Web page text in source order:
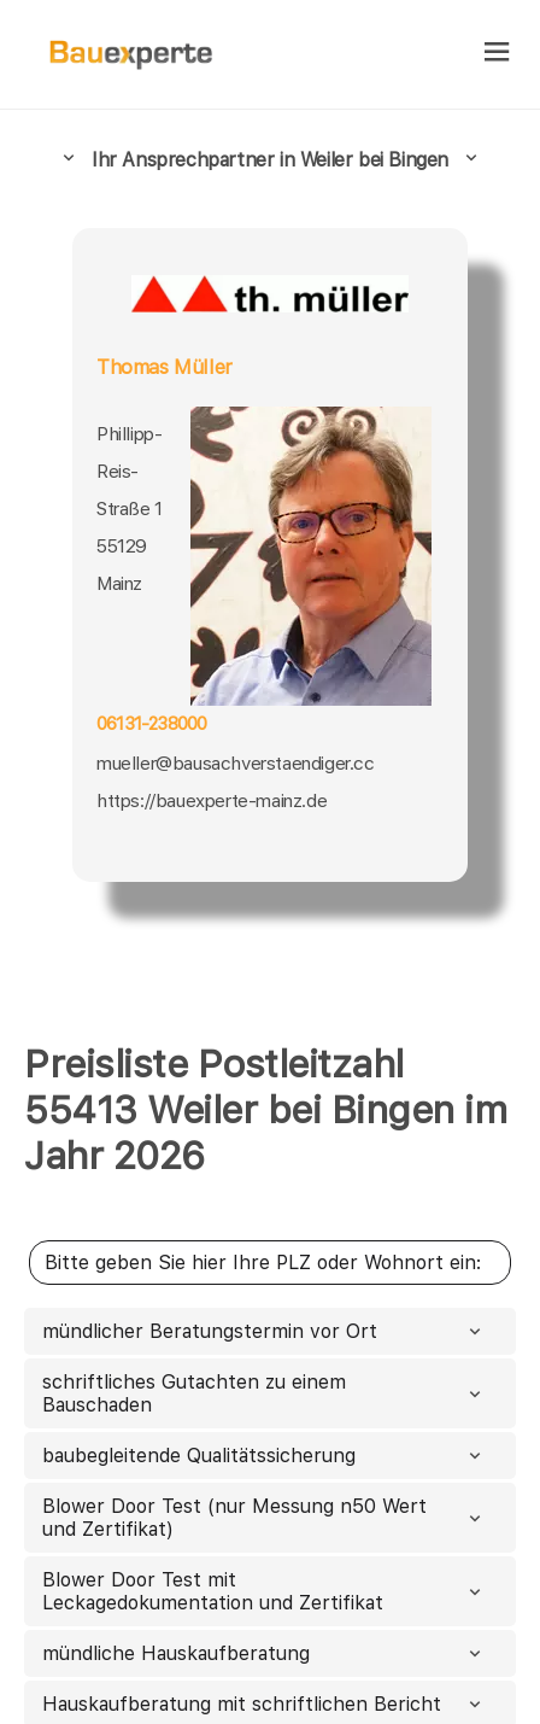
Preisliste Postleitzahl
55413 Weiler bei Bingen im
Jahr 2026
mündlicher Beratungstermin vor Ort
schriftliches Gutachten zu einem
Bauschaden
baubegleitende Qualitätssicherung
Blower Door Test (nur Messung n50 Wert
und Zertifikat)
Blower Door Test mit
Leckagedokumentation und Zertifikat
mündliche Hauskaufberatung
Hauskaufberatung mit schriftlichen Bericht
Ihr Ansprechpartner in Weiler bei Bingen
Thomas Müller
Phillipp-
Reis-
Straße 1
55129
Mainz
06131-238000
mueller@bausachverstaendiger.cc
https://bauexperte-mainz.de